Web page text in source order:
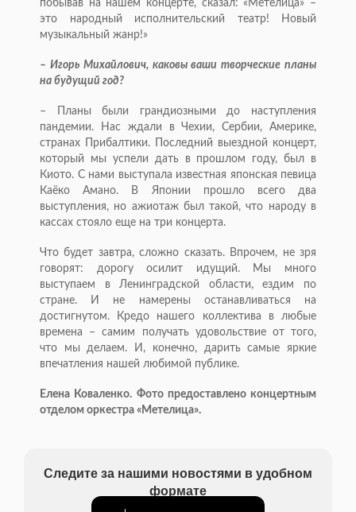
побывав на нашем концерте, сказал: «Метелица» –
это народный исполнительский театр! Новый
музыкальный жанр!»
– Игорь Михайлович, каковы ваши творческие планы
на будущий год?
– Планы были грандиозными до наступления
пандемии. Нас ждали в Чехии, Сербии, Америке,
странах Прибалтики. Последний выездной концерт,
который мы успели дать в прошлом году, был в
Киото. С нами выступала известная японская певица
Каёко Амано. В Японии прошло всего два
выступления, но ажиотаж был такой, что народу в
кассах стояло еще на три концерта.
Что будет завтра, сложно сказать. Впрочем, не зря
говорят: дорогу осилит идущий. Мы много
выступаем в Ленинградской области, ездим по
стране. И не намерены останавливаться на
достигнутом. Кредо нашего коллектива в любые
времена – самим получать удовольствие от того,
что мы делаем. И, конечно, дарить самые яркие
впечатления нашей любимой публике.
Елена Коваленко. Фото предоставлено концертным
отделом оркестра «Метелица».
Следите за нашими новостями в удобном
формате